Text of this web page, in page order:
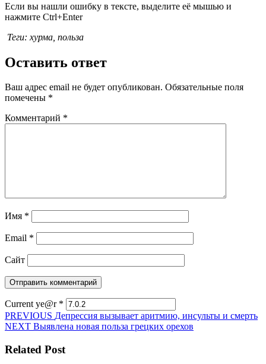
Если вы нашли ошибку в тексте, выделите её мышью и
нажмите Ctrl+Enter
Теги: хурма, польза
Оставить ответ
Ваш адрес email не будет опубликован. Обязательные поля
помечены *
Комментарий *
Имя *
Email *
Сайт
Current ye@r *
Навигация
по
записям
PREVIOUS Предыдущая
запись:
Депрессия вызывает аритмию, инсульты и смерть
NEXT Следующая
Выявлена новая польза грецких орехов
Related Post